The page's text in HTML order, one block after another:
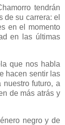
tendrán
de su carrera: el
en el momento
en las últimas
que nos habla
hacen sentir las
futuro, a
de más atrás y
negro y de